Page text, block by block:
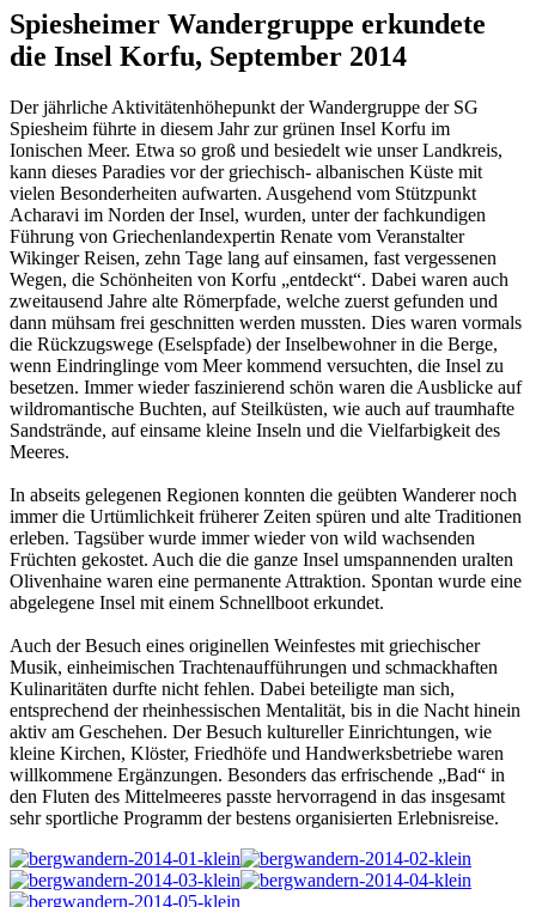
Spiesheimer Wandergruppe erkundete
die Insel Korfu, September 2014
Der jährliche Aktivitätenhöhepunkt der Wandergruppe der SG
Spiesheim führte in diesem Jahr zur grünen Insel Korfu im
Ionischen Meer. Etwa so groß und besiedelt wie unser Landkreis,
kann dieses Paradies vor der griechisch- albanischen Küste mit
vielen Besonderheiten aufwarten. Ausgehend vom Stützpunkt
Acharavi im Norden der Insel, wurden, unter der fachkundigen
Führung von Griechenlandexpertin Renate vom Veranstalter
Wikinger Reisen, zehn Tage lang auf einsamen, fast vergessenen
Wegen, die Schönheiten von Korfu „entdeckt“. Dabei waren auch
zweitausend Jahre alte Römerpfade, welche zuerst gefunden und
dann mühsam frei geschnitten werden mussten. Dies waren vormals
die Rückzugswege (Eselspfade) der Inselbewohner in die Berge,
wenn Eindringlinge vom Meer kommend versuchten, die Insel zu
besetzen. Immer wieder faszinierend schön waren die Ausblicke auf
wildromantische Buchten, auf Steilküsten, wie auch auf traumhafte
Sandstrände, auf einsame kleine Inseln und die Vielfarbigkeit des
Meeres.
In abseits gelegenen Regionen konnten die geübten Wanderer noch
immer die Urtümlichkeit früherer Zeiten spüren und alte Traditionen
erleben. Tagsüber wurde immer wieder von wild wachsenden
Früchten gekostet. Auch die die ganze Insel umspannenden uralten
Olivenhaine waren eine permanente Attraktion. Spontan wurde eine
abgelegene Insel mit einem Schnellboot erkundet.
Auch der Besuch eines originellen Weinfestes mit griechischer
Musik, einheimischen Trachtenaufführungen und schmackhaften
Kulinaritäten durfte nicht fehlen. Dabei beteiligte man sich,
entsprechend der rheinhessischen Mentalität, bis in die Nacht hinein
aktiv am Geschehen. Der Besuch kultureller Einrichtungen, wie
kleine Kirchen, Klöster, Friedhöfe und Handwerksbetriebe waren
willkommene Ergänzungen. Besonders das erfrischende „Bad“ in
den Fluten des Mittelmeeres passte hervorragend in das insgesamt
sehr sportliche Programm der bestens organisierten Erlebnisreise.